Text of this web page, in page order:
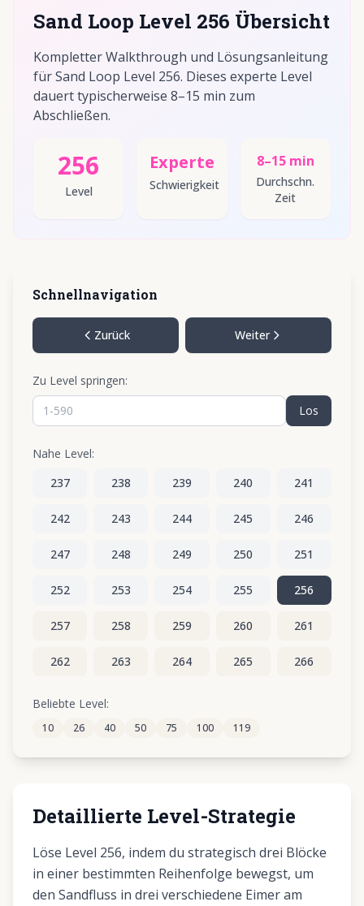
Sand Loop Level 256 Übersicht
Kompletter Walkthrough und Lösungsanleitung
für Sand Loop Level 256. Dieses experte Level
dauert typischerweise 8–15 min zum
Abschließen.
256
Level
Experte
Schwierigkeit
8–15 min
Durchschn.
Zeit
Schnellnavigation
Zurück Weiter
Zu Level springen:
Los
Nahe Level:
237
238 239 240 241
242 243 244 245 246
247 248 249 250 251
252 253 254 255 256
257 258 259 260 261
262 263 264 265 266
267
272 273 274 275
Beliebte Level:
10 26 40 50 75 100 119
Detaillierte Level-Strategie
Löse Level 256, indem du strategisch drei Blöcke
in einer bestimmten Reihenfolge bewegst, um
den Sandfluss in drei verschiedene Eimer am